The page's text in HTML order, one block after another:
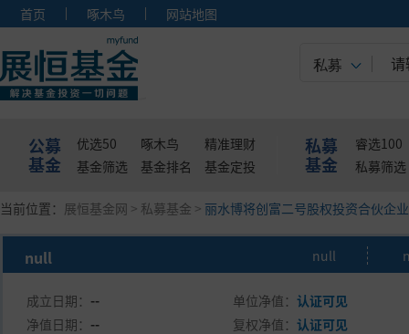
首页 啄木鸟 网站地图
私募
公募
基金
优选50 啄木鸟
精准理财
基金筛选
基金排名 基金定投
私募
基金
睿选100
私募筛选
当前位置： 展恒基金网 > 私募基金 > 丽水博将创富二号股权投资合伙企
null null
成立日期： -- 单位净值：认证可见
净值日期： -- 复权净值：认证可见